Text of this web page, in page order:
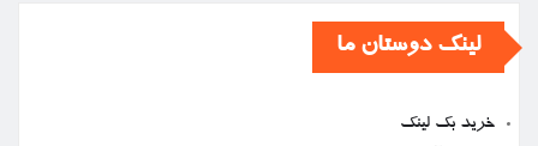
لینک دوستان ما
خرید بک لینک